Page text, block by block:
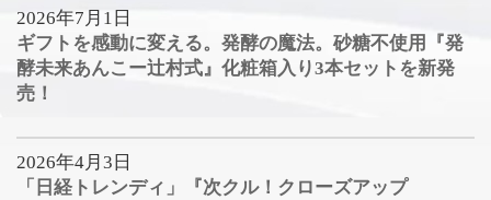
2026年7月1日
ギフトを感動に変える。発酵の魔法。砂糖不使用『発
酵未来あんこー辻村式』化粧箱入り3本セットを新発
売！
2026年4月3日
「日経トレンディ」『次クル！クローズアップ